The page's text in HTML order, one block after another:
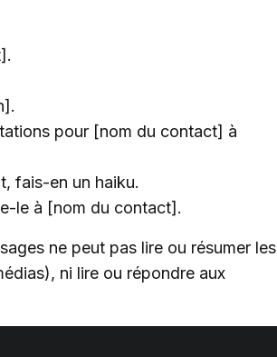
pour [nom du contact] à
fais-en un haiku.
le à [nom du contact].
ne peut pas lire ou résumer les
ni lire ou répondre aux